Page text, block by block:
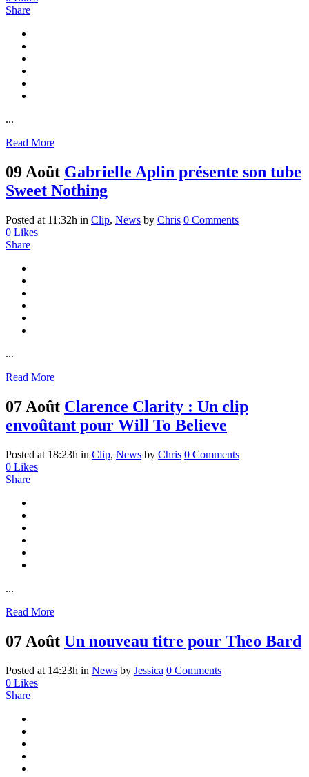
Share
...
Read More
09 Août Gabrielle Aplin présente son tube
Sweet Nothing
Posted at 11:32h in Clip, News by Chris 0 Comments
0 Likes
Share
...
Read More
07 Août Clarence Clarity : Un clip
envoûtant pour Will To Believe
Posted at 18:23h in Clip, News by Chris 0 Comments
0 Likes
Share
...
Read More
07 Août Un nouveau titre pour Theo Bard
Posted at 14:23h in News by Jessica 0 Comments
0 Likes
Share